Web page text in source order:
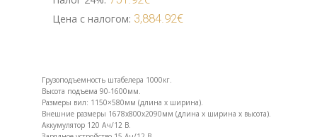
Цена с налогом: 3,884.92€
Грузоподъемность штабелера 1000кг.
Высота подъема 90-1600мм.
Размеры вил: 1150×580мм (длина x ширина).
Внешние размеры 1678x800x2090мм (длина x ширина x высота).
Аккумулятор 120 Aч/12 В.